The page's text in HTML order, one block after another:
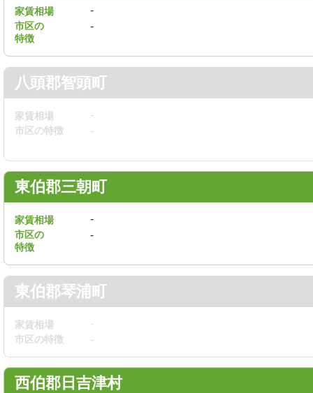
家賃相場 -
市区の
特徴
-
八頭郡智頭町
家賃相場 -
市区の特徴 -
東伯郡三朝町
家賃相場 -
市区の
特徴
-
東伯郡琴浦町
家賃相場 -
市区の特徴 -
西伯郡日吉津村